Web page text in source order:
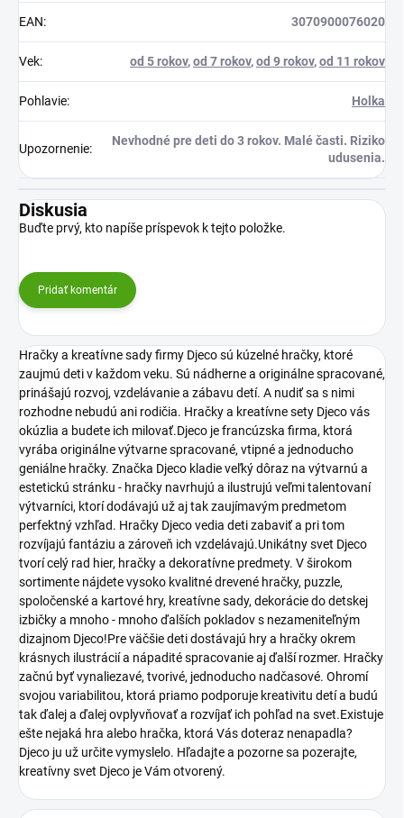
EAN: 3070900076020
Vek: od 5 rokov,od 7 rokov,od 9 rokov,od 11 rokov
Pohlavie: Holka
Upozornenie:
Nevhodné pre deti do 3 rokov. Malé časti. Riziko
udusenia.
Diskusia
Buďte prvý, kto napíše príspevok k tejto položke.
Pridať komentár
Hračky a kreatívne sady firmy Djeco sú kúzelné hračky, ktoré
zaujmú deti v každom veku. Sú nádherne a originálne spracované,
prinášajú rozvoj, vzdelávanie a zábavu detí. A nudiť sa s nimi
rozhodne nebudú ani rodičia. Hračky a kreatívne sety Djeco vás
okúzlia a budete ich milovať.Djeco je francúzska firma, ktorá
vyrába originálne výtvarne spracované, vtipné a jednoducho
geniálne hračky. Značka Djeco kladie veľký dôraz na výtvarnú a
estetickú stránku - hračky navrhujú a ilustrujú veľmi talentovaní
výtvarníci, ktorí dodávajú už aj tak zaujímavým predmetom
perfektný vzhľad. Hračky Djeco vedia deti zabaviť a pri tom
rozvíjajú fantáziu a zároveň ich vzdelávajú.Unikátny svet Djeco
tvorí celý rad hier, hračky a dekoratívne predmety. V širokom
sortimente nájdete vysoko kvalitné drevené hračky, puzzle,
spoločenské a kartové hry, kreatívne sady, dekorácie do detskej
izbičky a mnoho - mnoho ďalších pokladov s nezameniteľným
dizajnom Djeco!Pre väčšie deti dostávajú hry a hračky okrem
krásnych ilustrácií a nápadité spracovanie aj ďalší rozmer. Hračky
začnú byť vynaliezavé, tvorivé, jednoducho nadčasové. Ohromí
svojou variabilitou, ktorá priamo podporuje kreativitu detí a budú
tak ďalej a ďalej ovplyvňovať a rozvíjať ich pohľad na svet.Existuje
ešte nejaká hra alebo hračka, ktorá Vás doteraz nenapadla?
Djeco ju už určite vymyslelo. Hľadajte a pozorne sa pozerajte,
kreatívny svet Djeco je Vám otvorený.